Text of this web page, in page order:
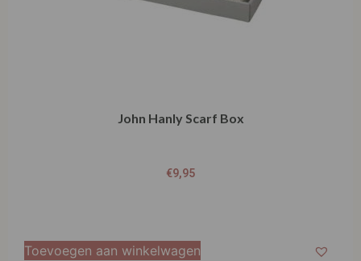
John Hanly Scarf Box
€9,95
Toevoegen aan winkelwagen